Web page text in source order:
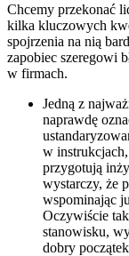
Chcemy przekonać
kilka kluczowych
spojrzenia na nią
zapobiec szeregowi
w firmach.
Jedną z
naprawdę
w
przygotują
wystarczy, że
wspominając
Oczywiście
stanowisku,
dobry